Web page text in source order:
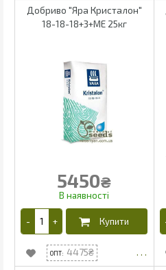
Добриво "Яра Кристалон"
18-18-18+3+МЕ 25кг
5450₴
4475